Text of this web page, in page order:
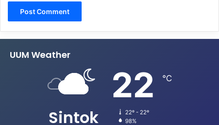
UUM Weather
Sintok
22 ℃
22º - 22º
98%